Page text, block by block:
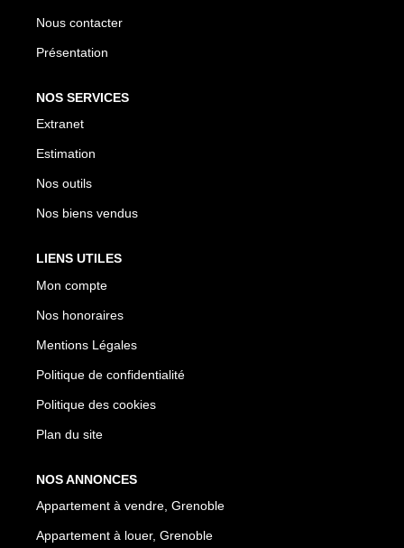
Nous contacter
Présentation
NOS SERVICES
Extranet
Estimation
Nos outils
Nos biens vendus
LIENS UTILES
Mon compte
Nos honoraires
Mentions Légales
Politique de confidentialité
Politique des cookies
Plan du site
NOS ANNONCES
Appartement à vendre, Grenoble
Appartement à louer, Grenoble